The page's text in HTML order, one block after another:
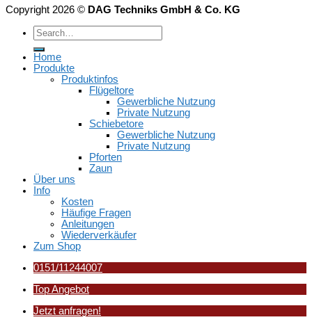
Copyright 2026 © DAG Techniks GmbH & Co. KG
Home
Produkte
Produktinfos
Flügeltore
Gewerbliche Nutzung
Private Nutzung
Schiebetore
Gewerbliche Nutzung
Private Nutzung
Pforten
Zaun
Über uns
Info
Kosten
Häufige Fragen
Anleitungen
Wiederverkäufer
Zum Shop
0151/11244007
Top Angebot
Jetzt anfragen!